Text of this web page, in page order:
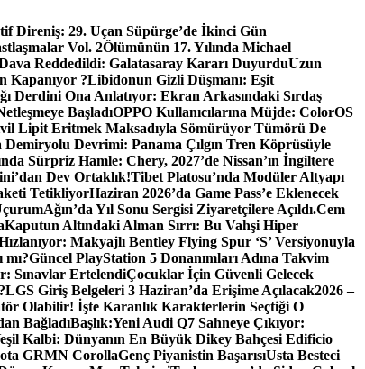
Direniş: 29. Uçan Süpürge’de İkinci Gün
Vol. 2Ölümünün 17. Yılında Michael
Reddedildi: Galatasaray Kararı DuyurduUzun
Kapanıyor ?Libidonun Gizli Düşmanı: Eşit
Derdini Ona Anlatıyor: Ekran Arkasındaki Sırdaş
BaşladıOPPO Kullanıcılarına Müjde: ColorOS
Lipit Eritmek Maksadıyla Sömürüyor Tümörü De
Demiryolu Devrimi: Panama Çılgın Tren Köprüsüyle
Sürpriz Hamle: Chery, 2027’de Nissan’ın İngiltere
Dev Ortaklık!Tibet Platosu’nda Modüler Altyapı
TetikliyorHaziran 2026’da Game Pass’e Eklenecek
Ağın’da Yıl Sonu Sergisi Ziyaretçilere Açıldı.Cem
Kaputun Altındaki Alman Sırrı: Bu Vahşi Hiper
Makyajlı Bentley Flying Spur ‘S’ Versiyonuyla
Güncel PlayStation 5 Donanımları Adına Takvim
Sınavlar ErtelendiÇocuklar İçin Güvenli Gelecek
LGS Giriş Belgeleri 3 Haziran’da Erişime Açılacak2026 –
Olabilir! İşte Karanlık Karakterlerin Seçtiği O
BağladıBaşlık:Yeni Audi Q7 Sahneye Çıkıyor:
Kalbi: Dünyanın En Büyük Dikey Bahçesi Edificio
GRMN CorollaGenç Piyanistin BaşarısıUsta Besteci